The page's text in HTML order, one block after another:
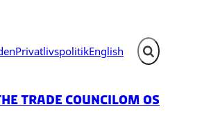
PrivatlivspolitikEnglish Fold søgefelt ud
Trade CouncilOm os